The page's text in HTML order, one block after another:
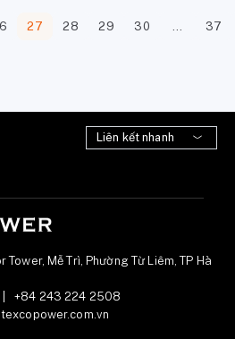
27 28 29 30 37
Mễ Trì, Phường Từ Liêm, TP Hà
+84 243 224 2508